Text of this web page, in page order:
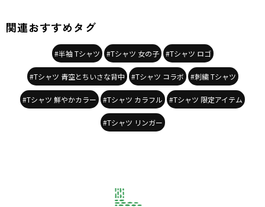
関連おすすめタグ
#半袖 Tシャツ #Tシャツ 女の子 #Tシャツ ロゴ
#Tシャツ 青空とちいさな背中 #Tシャツ コラボ #刺繍 Tシャツ
#Tシャツ 鮮やかカラー #Tシャツ カラフル #Tシャツ 限定アイテム
#Tシャツ リンガー